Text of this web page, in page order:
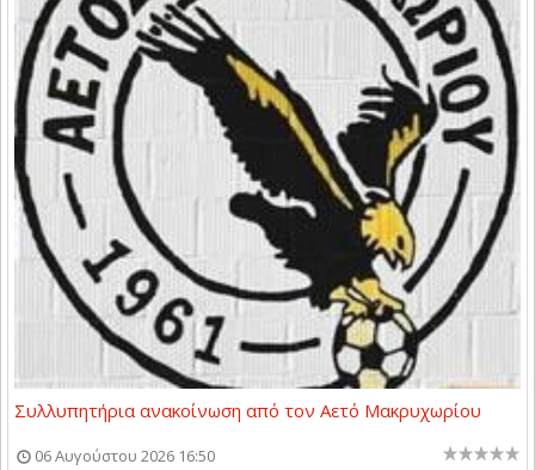
Συλλυπητήρια ανακοίνωση από τον Αετό Μακρυχωρίου
06 Αυγούστου 2026 16:50